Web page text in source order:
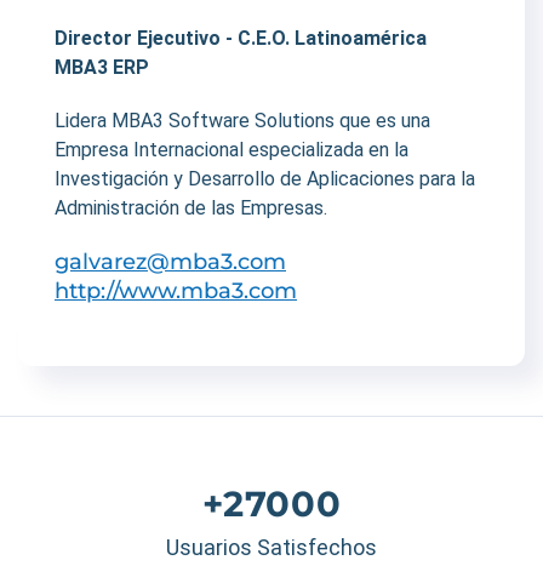
Director Ejecutivo - C.E.O. Latinoamérica
MBA3 ERP
Lidera MBA3 Software Solutions que es una
Empresa Internacional especializada en la
Investigación y Desarrollo de Aplicaciones para la
Administración de las Empresas.
galvarez@mba3.com
http://www.mba3.com
+27000
Usuarios Satisfechos